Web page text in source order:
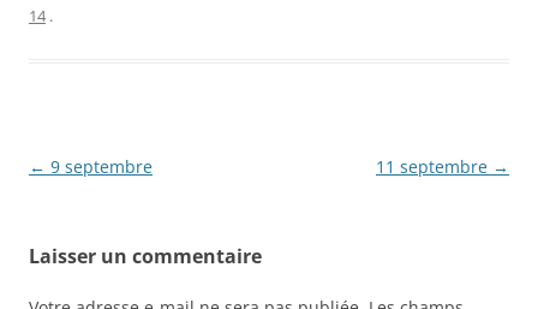
14 .
Navigation
← 9 septembre 11 septembre →
Laisser un commentaire